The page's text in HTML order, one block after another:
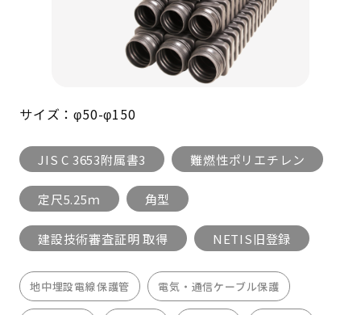
サイズ：φ50-φ150
JIS C 3653附属書3 難燃性ポリエチレン
定尺5.25ｍ 角型
建設技術審査証明 取得 NETIS旧登録
地中埋設電線保護管 電気・通信ケーブル保護